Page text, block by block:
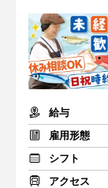
給与
雇用形態
シフト
アクセス